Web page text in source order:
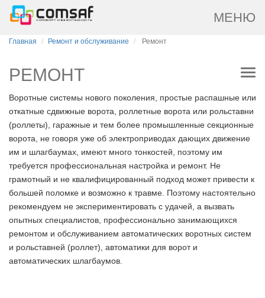
МЕНЮ
Главная Ремонт и обслуживание Ремонт
РЕМОНТ
Воротные системы нового поколения, простые распашные или
откатные сдвижные ворота, роллетные ворота или рольставни
(роллеты), гаражные и тем более промышленные секционные
ворота, не говоря уже об электроприводах дающих движение
им и шлагбаумах, имеют много тонкостей, поэтому им
требуется профессиональная настройка и ремонт. Не
грамотный и не квалифицированный подход может привести к
большей поломке и возможно к травме. Поэтому настоятельно
рекомендуем не экспериментировать с удачей, а вызвать
опытных специалистов, профессионально занимающихся
ремонтом и обслуживанием автоматических воротных систем
и рольставней (роллет), автоматики для ворот и
автоматических шлагбаумов.